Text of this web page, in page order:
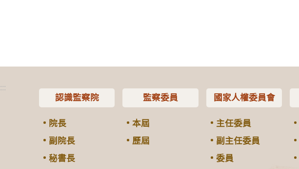
:::
認識監察院
院長
副院長
秘書長
監察委員
本屆
歷屆
國家人權委員會
主任委員
副主任委員
委員